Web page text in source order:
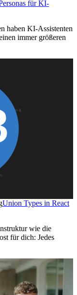
für KI-
haben KI-Assistenten
immer größeren
Union Types in React
wie die
für dich: Jedes